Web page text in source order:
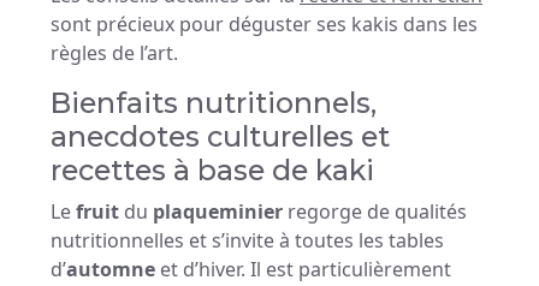
sont précieux pour déguster ses kakis dans les
règles de l’art.
Bienfaits nutritionnels,
anecdotes culturelles et
recettes à base de kaki
Lefruit du plaqueminier regorge de qualités
nutritionnelles et s’invite à toutes les tables
d’automne et d’hiver. Il est particulièrement